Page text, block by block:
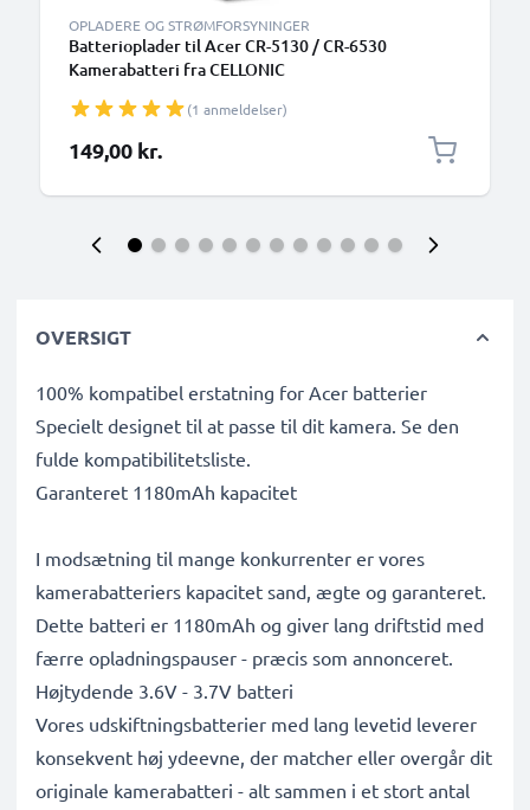
OPLADERE OG STRØMFORSYNINGER
Batterioplader til Acer CR-5130 / CR-6530
Kamerabatteri fra CELLONIC
(1 anmeldelser)
149,00 kr.
OVERSIGT
100% kompatibel erstatning for Acer batterier
Specielt designet til at passe til dit kamera. Se den
fulde kompatibilitetsliste.
Garanteret 1180mAh kapacitet
I modsætning til mange konkurrenter er vores
kamerabatteriers kapacitet sand, ægte og garanteret.
Dette batteri er 1180mAh og giver lang driftstid med
færre opladningspauser - præcis som annonceret.
Højtydende 3.6V - 3.7V batteri
Vores udskiftningsbatterier med lang levetid leverer
konsekvent høj ydeevne, der matcher eller overgår dit
originale kamerabatteri - alt sammen i et stort antal